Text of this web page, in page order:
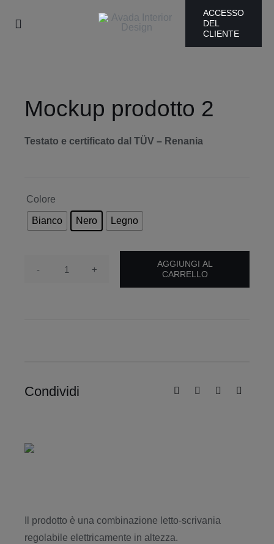
Toggle
Products
Chi siamo
Blog
Partnership e vantaggi
Italiano
ACCESSO
DEL
CLIENTE
Mockup prodotto 2
Testato e certificato dal TÜV – Renania
Colore
Bianco Nero Legno
Mockup
AGGIUNGI AL
CARRELLO
Condividi
Il prodotto è una combinazione letto-scrivania
regolabile elettricamente in altezza.